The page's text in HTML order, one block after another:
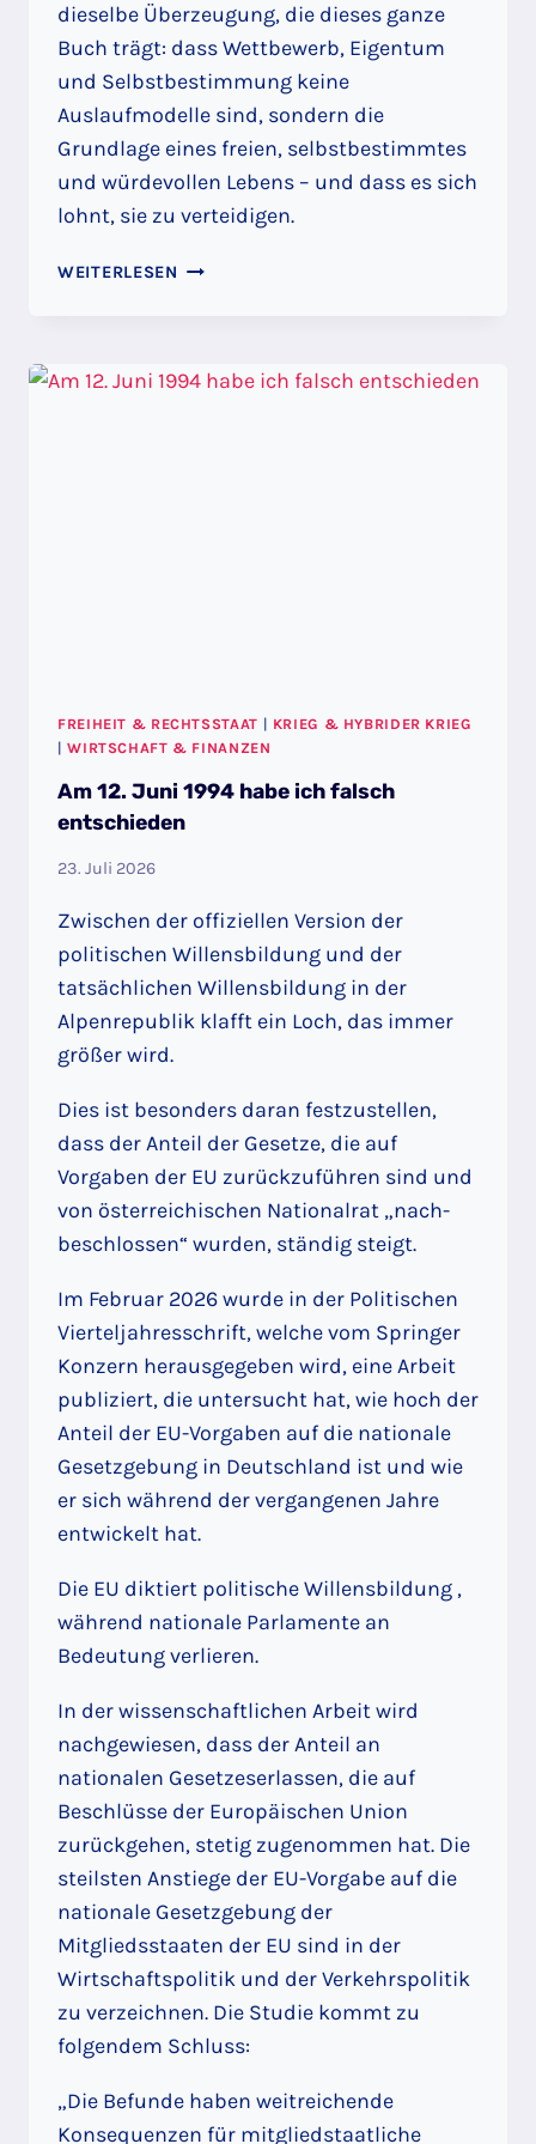
dieselbe Überzeugung, die dieses ganze
Buch trägt: dass Wettbewerb, Eigentum
und Selbstbestimmung keine
Auslaufmodelle sind, sondern die
Grundlage eines freien, selbstbestimmtes
und würdevollen Lebens – und dass es sich
lohnt, sie zu verteidigen.
WEITERLESEN WETTBEWERB
VERLIERER:
FREIHEIT & RECHTSSTAAT | KRIEG & HYBRIDER KRIEG
|WIRTSCHAFT & FINANZEN
Am 12. Juni 1994 habe ich falsch
entschieden
23. Juli 2026
Zwischen der offiziellen Version der
politischen Willensbildung und der
tatsächlichen Willensbildung in der
Alpenrepublik klafft ein Loch, das immer
größer wird.
Dies ist besonders daran festzustellen,
dass der Anteil der Gesetze, die auf
Vorgaben der EU zurückzuführen sind und
von österreichischen Nationalrat „nach-
beschlossen“ wurden, ständig steigt.
Im Februar 2026 wurde in der Politischen
Vierteljahresschrift, welche vom Springer
Konzern herausgegeben wird, eine Arbeit
publiziert, die untersucht hat, wie hoch der
Anteil der EU-Vorgaben auf die nationale
Gesetzgebung in Deutschland ist und wie
er sich während der vergangenen Jahre
entwickelt hat.
Die EU diktiert politische Willensbildung ,
während nationale Parlamente an
Bedeutung verlieren.
In der wissenschaftlichen Arbeit wird
nachgewiesen, dass der Anteil an
nationalen Gesetzeserlassen, die auf
Beschlüsse der Europäischen Union
zurückgehen, stetig zugenommen hat. Die
steilsten Anstiege der EU-Vorgabe auf die
nationale Gesetzgebung der
Mitgliedsstaaten der EU sind in der
Wirtschaftspolitik und der Verkehrspolitik
zu verzeichnen. Die Studie kommt zu
folgendem Schluss:
„Die Befunde haben weitreichende
Konsequenzen für mitgliedstaatliche